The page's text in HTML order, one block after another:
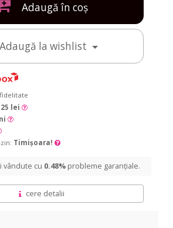
Adaugă în coș
Adaugă la wishlist
lei
Timișoara!
vândute cu 0.48% probleme garanțiale.
cere detalii